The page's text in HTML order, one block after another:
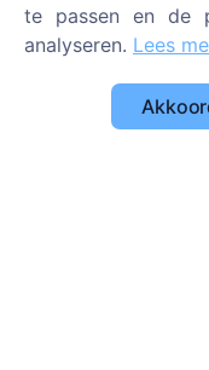
UAB "Kapinių
te passen en de
analyseren. Lees